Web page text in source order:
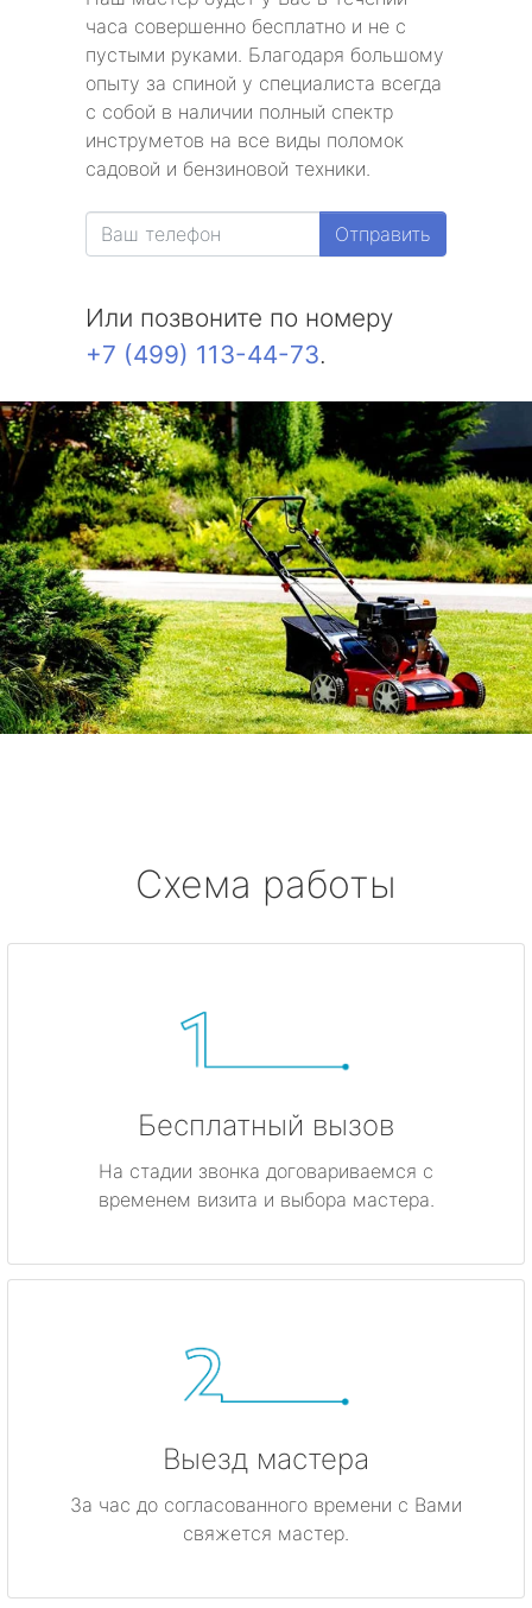
часа совершенно бесплатно и не с
пустыми руками. Благодаря большому
опыту за спиной у специалиста всегда
с собой в наличии полный спектр
инструметов на все виды поломок
садовой и бензиновой техники.
Отправить
Или позвоните по номеру
+7 (499) 113-44-73.
Схема работы
Бесплатный вызов
На стадии звонка договариваемся с
временем визита и выбора мастера.
Выезд мастера
За час до согласованного времени с Вами
свяжется мастер.